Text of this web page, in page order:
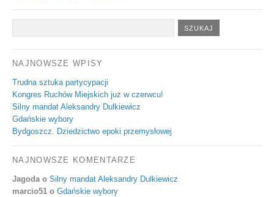
NAJNOWSZE WPISY
Trudna sztuka partycypacji
Kongres Ruchów Miejskich już w czerwcu!
Silny mandat Aleksandry Dulkiewicz
Gdańskie wybory
Bydgoszcz. Dziedzictwo epoki przemysłowej
NAJNOWSZE KOMENTARZE
Jagoda o Silny mandat Aleksandry Dulkiewicz
marcio51 o Gdańskie wybory